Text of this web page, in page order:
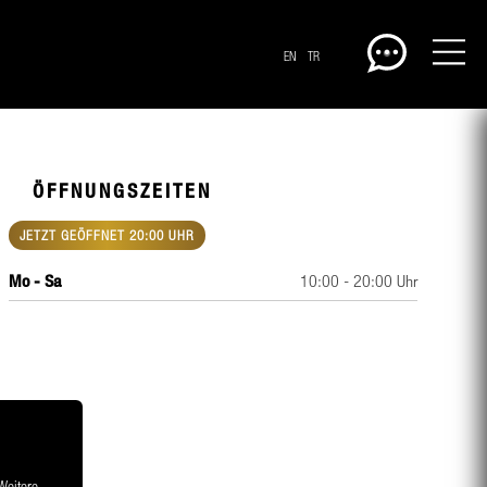
EN TR
CENTERPLAN · EG
ÖFFNUNGSZEITEN
JETZT GEÖFFNET 20:00 UHR
Mo - Sa 10:00 - 20:00 Uhr